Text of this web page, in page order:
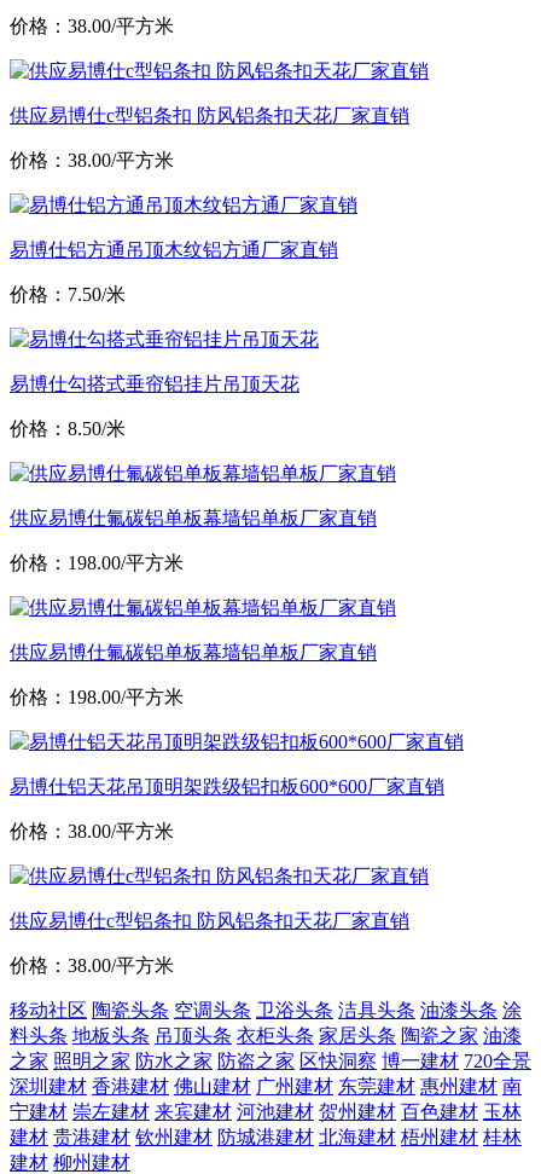
价格：38.00/平方米
供应易博仕c型铝条扣 防风铝条扣天花厂家直销
价格：38.00/平方米
易博仕铝方通吊顶木纹铝方通厂家直销
价格：7.50/米
易博仕勾搭式垂帘铝挂片吊顶天花
价格：8.50/米
供应易博仕氟碳铝单板幕墙铝单板厂家直销
价格：198.00/平方米
供应易博仕氟碳铝单板幕墙铝单板厂家直销
价格：198.00/平方米
易博仕铝天花吊顶明架跌级铝扣板600*600厂家直销
价格：38.00/平方米
供应易博仕c型铝条扣 防风铝条扣天花厂家直销
价格：38.00/平方米
移动社区 陶瓷头条 空调头条 卫浴头条 洁具头条 油漆头条 涂
料头条 地板头条 吊顶头条 衣柜头条 家居头条 陶瓷之家 油漆
之家 照明之家 防水之家 防盗之家 区快洞察 博一建材 720全景
深圳建材 香港建材 佛山建材 广州建材 东莞建材 惠州建材 南
宁建材 崇左建材 来宾建材 河池建材 贺州建材 百色建材 玉林
建材 贵港建材 钦州建材 防城港建材 北海建材 梧州建材 桂林
建材 柳州建材